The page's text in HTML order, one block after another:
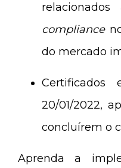
compliance
do mercado
20/01/2022,
concluírem o
Aprenda a